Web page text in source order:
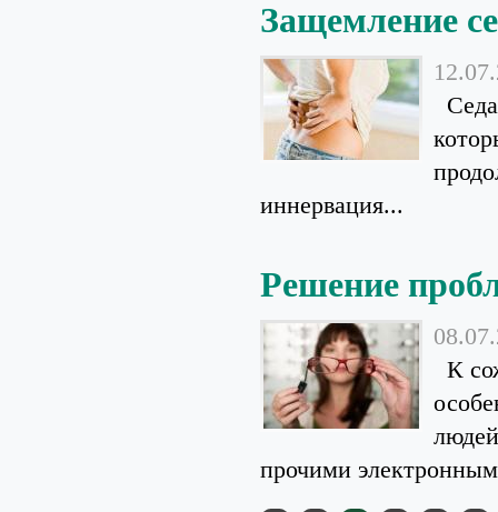
Защемление
иннервация...
Решение
К
прочими